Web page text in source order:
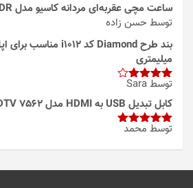
ساعت مچی عقربه‌ای مردانه کاسیو مدل GBA-800-1ADR
توسط حسن زاده
میلیمتری
امتیاز4
از 5
توسط Sara
کابل تبدیل USB به HDMI مدل 3in1 HDTV 7562
امتیاز5از
توسط محمد